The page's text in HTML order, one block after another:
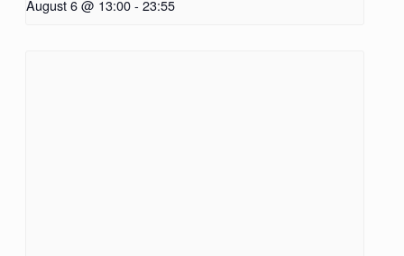
August 6 @ 13:00- 23:55